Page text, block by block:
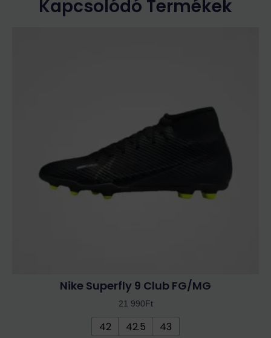
Kapcsolódó Termékek
Nike Superfly 9 Club FG/MG
21 990Ft
42 42.5 43